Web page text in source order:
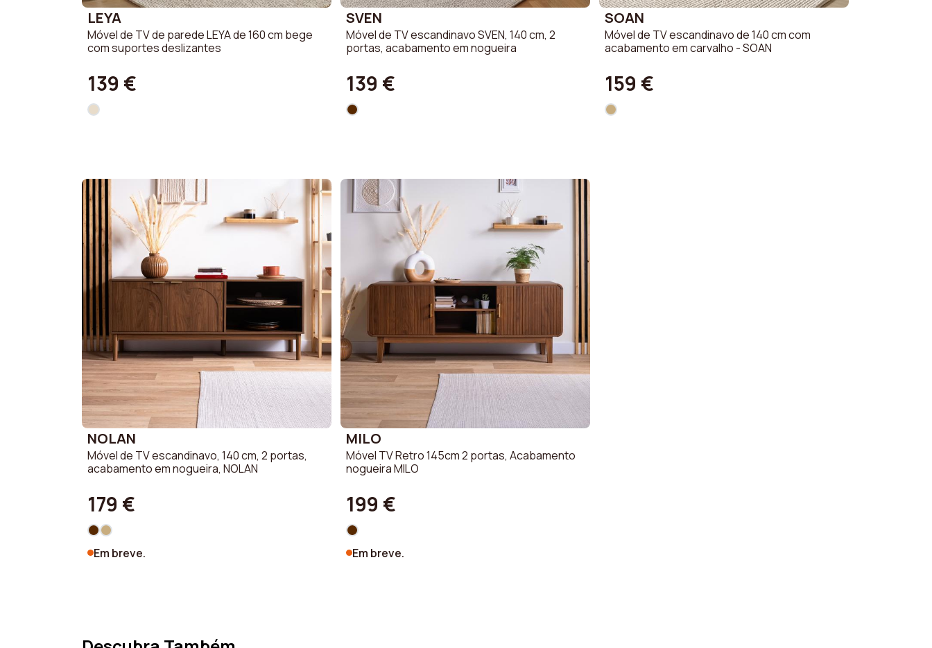
LEYA
Móvel de TV de parede LEYA de 160 cm bege
com suportes deslizantes
139 €
SVEN
Móvel de TV escandinavo SVEN, 140 cm, 2
portas, acabamento em nogueira
139 €
SOAN
Móvel de TV escandinavo de 140 cm com
acabamento em carvalho - SOAN
159 €
NOLAN
Móvel de TV escandinavo, 140 cm, 2 portas,
acabamento em nogueira, NOLAN
179 €
Em breve.
MILO
Móvel TV Retro 145cm 2 portas, Acabamento
nogueira MILO
199 €
Em breve.